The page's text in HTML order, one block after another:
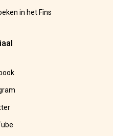
in het Fins